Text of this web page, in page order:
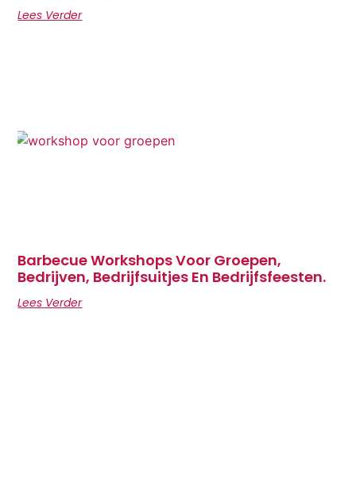
Lees Verder
Barbecue Workshops Voor Groepen,
Bedrijven, Bedrijfsuitjes En Bedrijfsfeesten.
Lees Verder